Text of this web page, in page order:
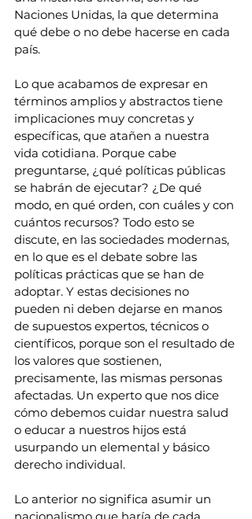
Naciones Unidas, la que determina
qué debe o no debe hacerse en cada
país.
Lo que acabamos de expresar en
términos amplios y abstractos tiene
implicaciones muy concretas y
específicas, que atañen a nuestra
vida cotidiana. Porque cabe
preguntarse, ¿qué políticas públicas
se habrán de ejecutar? ¿De qué
modo, en qué orden, con cuáles y con
cuántos recursos? Todo esto se
discute, en las sociedades modernas,
en lo que es el debate sobre las
políticas prácticas que se han de
adoptar. Y estas decisiones no
pueden ni deben dejarse en manos
de supuestos expertos, técnicos o
científicos, porque son el resultado de
los valores que sostienen,
precisamente, las mismas personas
afectadas. Un experto que nos dice
cómo debemos cuidar nuestra salud
o educar a nuestros hijos está
usurpando un elemental y básico
derecho individual.
Lo anterior no significa asumir un